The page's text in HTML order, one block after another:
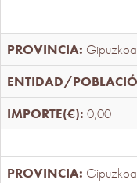
Gipuzkoa
0,00
Gipuzkoa